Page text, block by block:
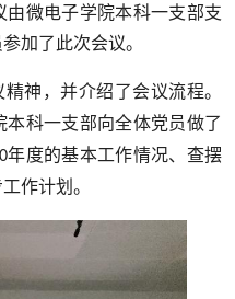
微电子学院本科一支部支
加了此次会议。
精神 ，并介绍了会议流程。
科一支部向全体党员做了
年度的基本工作情况、查摆
作计划。